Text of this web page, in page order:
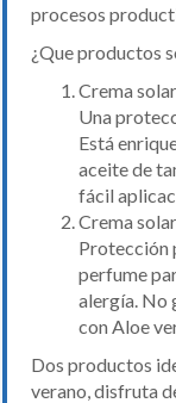
procesos
¿Que productos
Crema
Una
Está
aceite de
fácil
Crema
Protección
perfume
alergía. No
con Aloe
Dos productos
verano, disfruta